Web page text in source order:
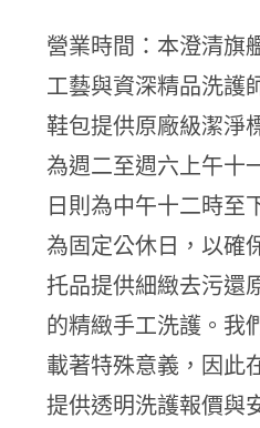
營業時間：本澄清旗
工藝與資深精品洗護
鞋包提供原廠級潔淨
為週二至週六上午十
日則為中午十二時至
為固定公休日，以確
托品提供細緻去污還
的精緻手工洗護。我
載著特殊意義，因此
提供透明洗護報價與